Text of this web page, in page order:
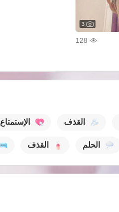
3
128
القذف الإستمتاع
الحلم القذف